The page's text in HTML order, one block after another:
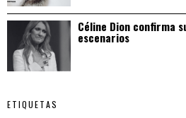
Céline Dion confirma
escenarios
ETIQUETAS